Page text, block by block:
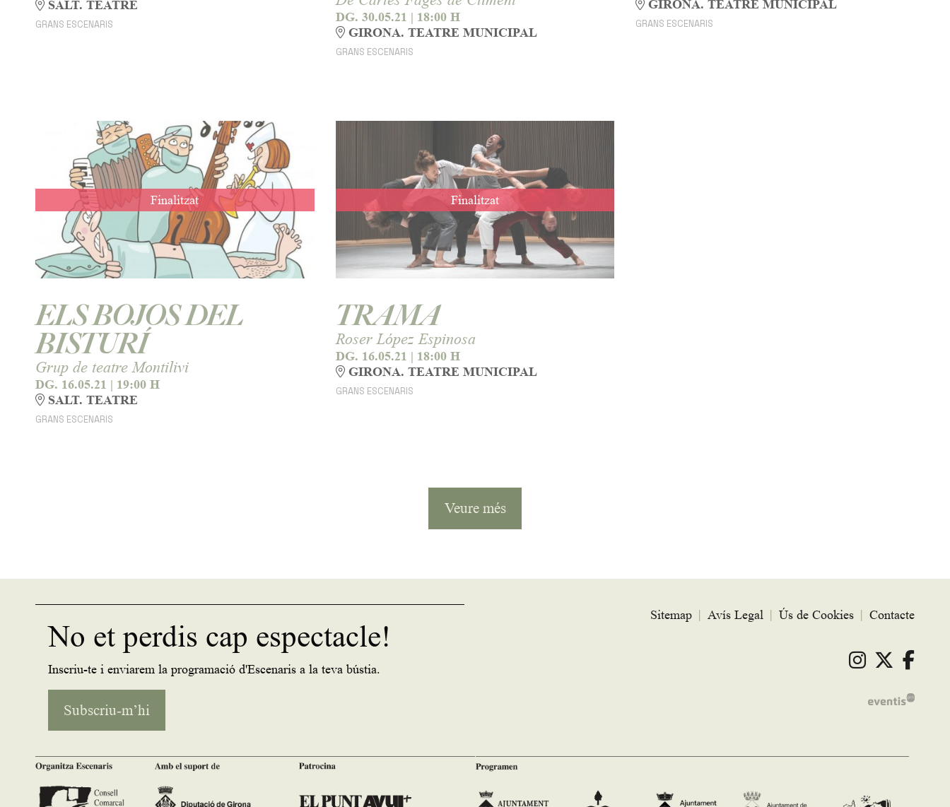
SALT. TEATRE
GRANS ESCENARIS DG. 30.05.21 | 18:00 H
GIRONA. TEATRE MUNICIPAL
GRANS ESCENARIS
GIRONA. TEATRE MUNICIPAL
GRANS ESCENARIS
Finalitzat
ELS BOJOS DEL
BISTURÍ
Grup de teatre Montilivi
DG. 16.05.21 | 19:00 H
SALT. TEATRE
GRANS ESCENARIS
Finalitzat
TRAMA
Roser López Espinosa
DG. 16.05.21 | 18:00 H
GIRONA. TEATRE MUNICIPAL
GRANS ESCENARIS
Veure més
No et perdis cap espectacle!
Inscriu-te i enviarem la programació d'Escenaris a la teva bústia.
Subscriu-m’hi
Sitemap | Avís Legal | Ús de Cookies | Contacte
Link aLink